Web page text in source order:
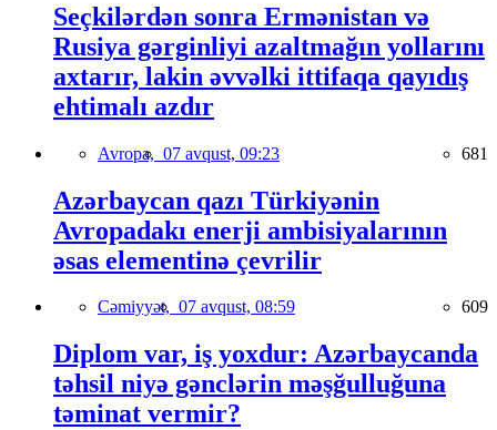
Seçkilərdən sonra Ermənistan və
Rusiya gərginliyi azaltmağın yollarını
axtarır, lakin əvvəlki ittifaqa qayıdış
ehtimalı azdır
Avropa, 07 avqust, 09:23 681
Azərbaycan qazı Türkiyənin
Avropadakı enerji ambisiyalarının
əsas elementinə çevrilir
Cəmiyyət, 07 avqust, 08:59 609
Diplom var, iş yoxdur: Azərbaycanda
təhsil niyə gənclərin məşğulluğuna
təminat vermir?